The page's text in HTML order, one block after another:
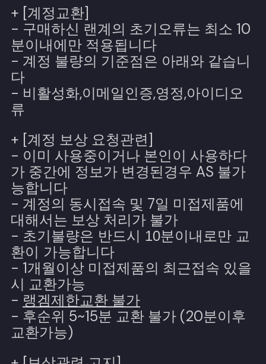
+ [계정교환]
- 구매하신 랜계의 초기오류는 최소 10
분이내에만 적용됩니다
- 계정 불량의 기준점은 아래와 같습니
다
- 비활성화,이메일인증,영정,아이디오
류
+ [계정 보상 요청관련]
- 이미 사용중이거나 본인이 사용하다
가 중간에 정보가 변경된경우 AS 불가
능합니다
- 계정의 동시접속 및 7일 미접제품에
대해서는 보상 처리가 불가
- 초기불량은 반드시 10분이내로만 교
환이 가능합니다
- 1개월이상 미접제품의 최근접속 있을
시 교환가능
- 랭겜제한교환 불가
- 후순위 5~15분 교환 불가 (20분이후
교환가능)